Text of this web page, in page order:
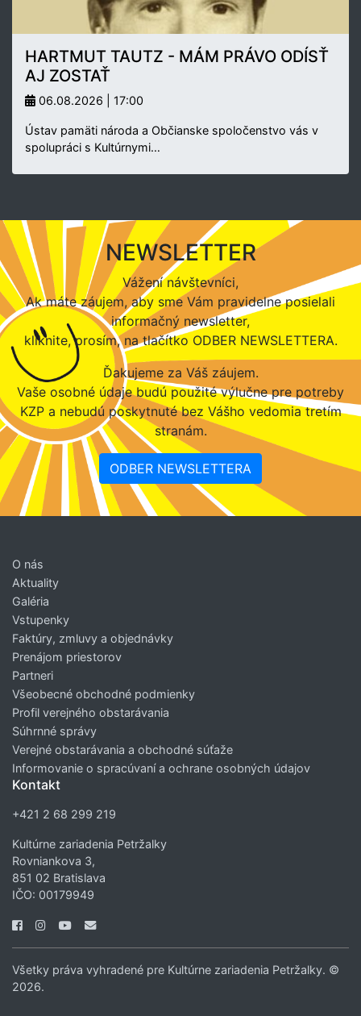
HARTMUT TAUTZ - MÁM PRÁVO ODÍSŤ
AJ ZOSTAŤ
06.08.2026 | 17:00
Ústav pamäti národa a Občianske spoločenstvo vás v
spolupráci s Kultúrnymi…
NEWSLETTER
Vážení návštevníci,
Ak máte záujem, aby sme Vám pravidelne posielali
informačný newsletter,
kliknite, prosím, na tlačítko ODBER NEWSLETTERA.
Ďakujeme za Váš záujem.
Vaše osobné údaje budú použité výlučne pre potreby
KZP a nebudú poskytnuté bez Vášho vedomia tretím
stranám.
ODBER NEWSLETTERA
O nás
Aktuality
Galéria
Vstupenky
Faktúry, zmluvy a objednávky
Prenájom priestorov
Partneri
Všeobecné obchodné podmienky
Profil verejného obstarávania
Súhrnné správy
Verejné obstarávania a obchodné súťaže
Informovanie o spracúvaní a ochrane osobných údajov
Kontakt
+421 2 68 299 219
Kultúrne zariadenia Petržalky
Rovniankova 3,
851 02 Bratislava
IČO: 00179949
Všetky práva vyhradené pre Kultúrne zariadenia Petržalky. ©
2026.